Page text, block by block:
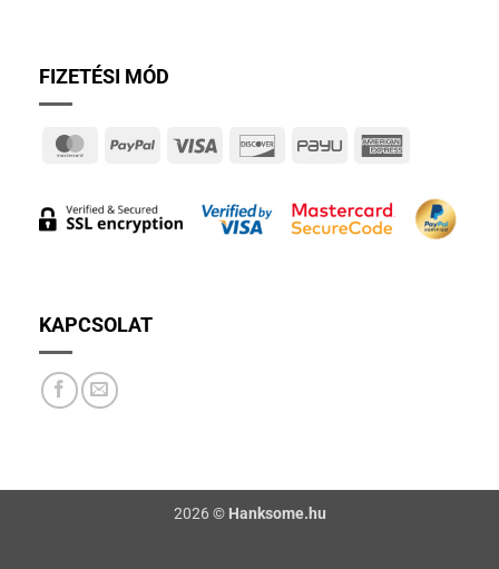
FIZETÉSI MÓD
MasterCardPayPal Visa DiscoverPayU
KAPCSOLAT
2026 © Hanksome.hu